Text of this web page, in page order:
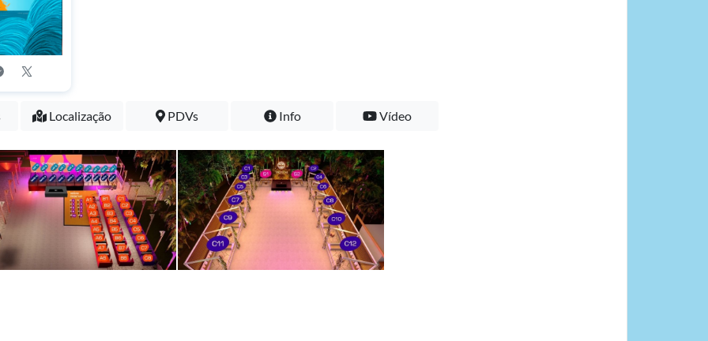
Localização PDVs Info Vídeo